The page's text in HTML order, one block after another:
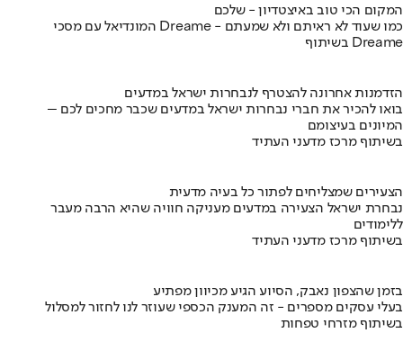
המקום הכי טוב באיצטדיון - שלכם
המונדיאל עם מסכי Dreame - כמו שעוד לא ראיתם ולא שמעתם
בשיתוף Dreame
הזדמנות אחרונה להצטרף לנבחרות ישראל במדעים
בואו להכיר את חברי נבחרות ישראל במדעים שכבר מחכים לכם –
המיונים בעיצומם
בשיתוף מרכז מדעני העתיד
הצעירים שמצליחים לפתור כל בעיה מדעית
נבחרת ישראל הצעירה במדעים מעניקה חוויה שהיא הרבה מעבר
ללימודים
בשיתוף מרכז מדעני העתיד
בזמן שהצפון נאבק, הסיוע הגיע מכיוון מפתיע
בעלי עסקים מספרים - זה המענק הכספי שעוזר לנו לחזור למסלול
בשיתוף מזרחי טפחות